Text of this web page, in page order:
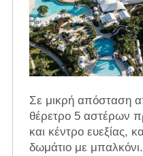
Σε μικρή απόσταση
θέρετρο 5 αστέρων
και κέντρο ευεξίας,
δωμάτιο με